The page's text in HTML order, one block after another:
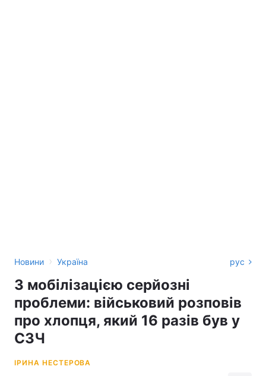
Новини › Україна рус
З мобілізацією серйозні
проблеми: військовий розповів
про хлопця, який 16 разів був у
СЗЧ
ІРИНА НЕСТЕРОВА